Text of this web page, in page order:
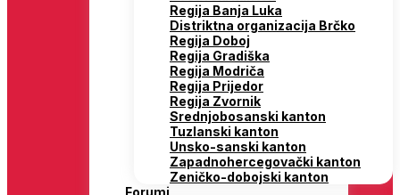
Regija Banja Luka
Distriktna organizacija Brčko
Regija Doboj
Regija Gradiška
Regija Modriča
Regija Prijedor
Regija Zvornik
Srednjobosanski kanton
Tuzlanski kanton
Unsko-sanski kanton
Zapadnohercegovački kanton
Zeničko-dobojski kanton
Forumi